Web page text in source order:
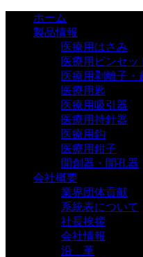
ホーム
製品情報
医療用はさみ
医療用ピンセッ
医療用剥離子・
医療用匙
医療用吸引器
医療用持針器
医療用鈎
医療用鉗子
開創器・開孔器
会社概要
業界団体貢献
系統表について
社長挨拶
会社情報
沿 革